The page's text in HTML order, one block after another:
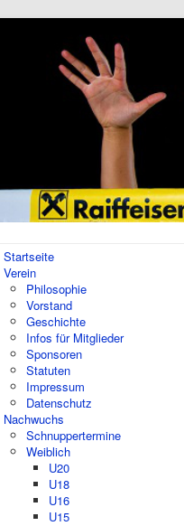
Startseite
Verein
Philosophie
Vorstand
Geschichte
Infos für Mitglieder
Sponsoren
Statuten
Impressum
Datenschutz
Nachwuchs
Schnuppertermine
Weiblich
U20
U18
U16
U15